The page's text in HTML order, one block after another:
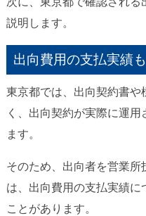
説明します。
出向費用の支払実績
東京都では、出向契約書や
く、出向契約が実際に運
ます。
そのため、出向者を営業所
は、出向費用の支払実績に
ことがあります。